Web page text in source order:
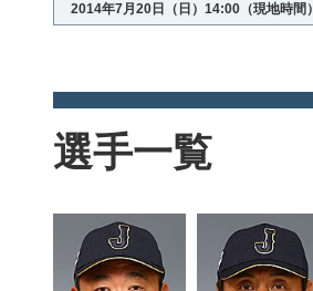
2014年7月20日（日）14:00（現地時間）
選手一覧